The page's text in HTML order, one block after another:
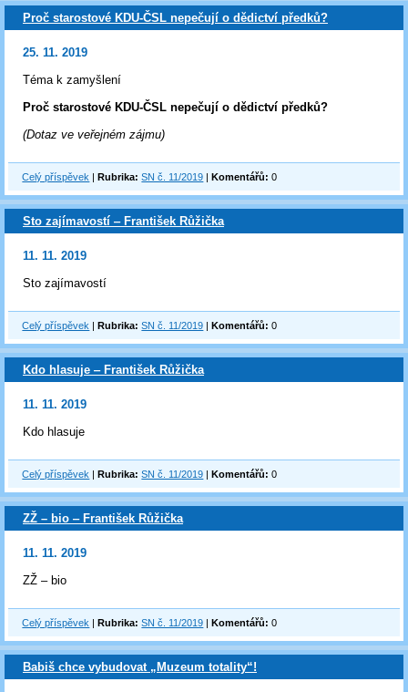
Proč starostové KDU-ČSL nepečují o dědictví předků?
25. 11. 2019
Téma k zamyšlení
Proč starostové KDU-ČSL nepečují o dědictví předků?
(Dotaz ve veřejném zájmu)
Celý příspěvek |Rubrika: SN č. 11/2019 |Komentářů: 0
Sto zajímavostí ‒ František Růžička
11. 11. 2019
Sto zajímavostí
Celý příspěvek |Rubrika: SN č. 11/2019 |Komentářů: 0
Kdo hlasuje ‒ František Růžička
11. 11. 2019
Kdo hlasuje
Celý příspěvek |Rubrika: SN č. 11/2019 |Komentářů: 0
ZŽ – bio ‒ František Růžička
11. 11. 2019
ZŽ – bio
Celý příspěvek |Rubrika: SN č. 11/2019 |Komentářů: 0
Babiš chce vybudovat „Muzeum totality“!